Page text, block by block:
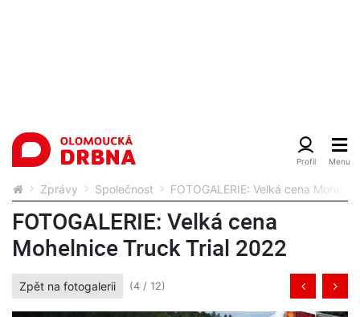
Zprávy Společnost FOTOGALERIE: Velká cena
FOTOGALERIE: Velká cena
Mohelnice Truck Trial 2022
Zpět na fotogalerii (4 / 12)